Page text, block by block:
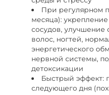
При регулярном
месяца):
сосудов, улучшение
волос, ногтей,
энергетического
нервной системы,
детоксикации
Быстрый эффект:
следующего дня